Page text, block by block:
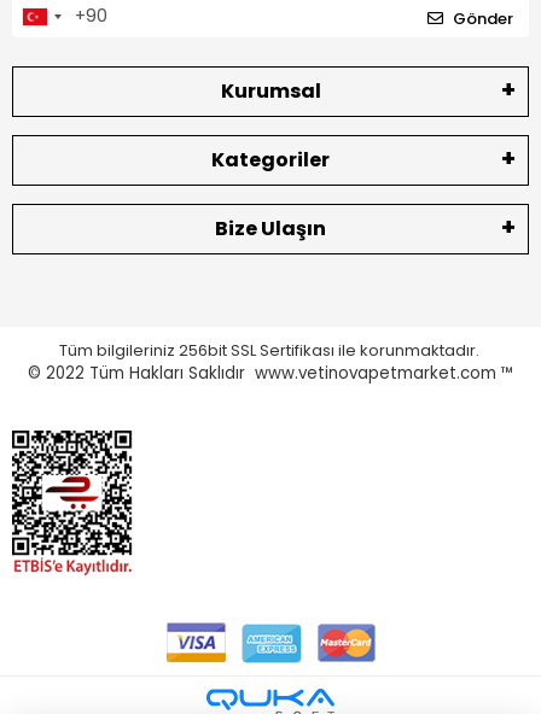
Gönder
Kurumsal
Kategoriler
Bize Ulaşın
Tüm bilgileriniz 256bit SSL Sertifikası ile korunmaktadır.
© 2022 Tüm Hakları Saklıdır www.vetinovapetmarket.com ™